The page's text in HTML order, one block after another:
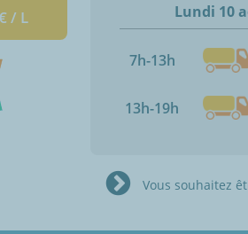
/ L Lundi 10
7h-13h
13h-19h
Vous souhaitez